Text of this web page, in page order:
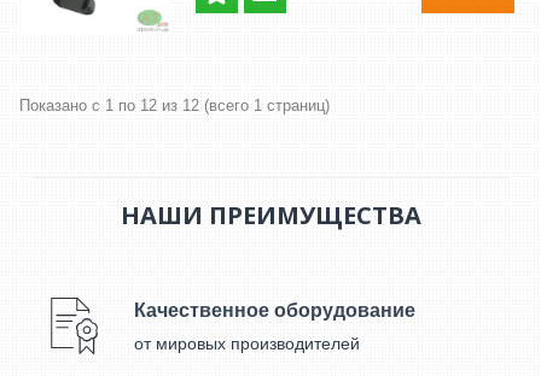
Показано с 1 по 12 из 12 (всего 1 страниц)
НАШИ ПРЕИМУЩЕСТВА
Качественное оборудование
от мировых производителей